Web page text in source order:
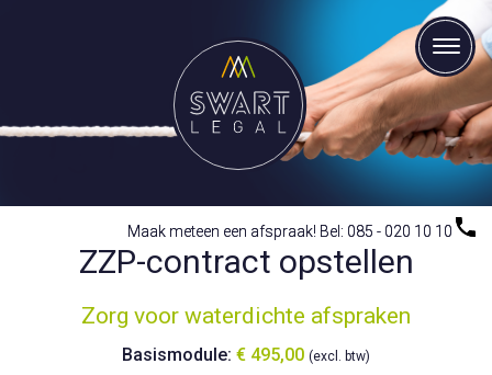
Maak meteen een afspraak! Bel: 085 - 020 10 10
Maak meteen een afspraak! Bel: 085 - 020 10 10
ZZP-contract opstellen
Zorg voor waterdichte afspraken
Basismodule: € 495,00 (excl. btw)